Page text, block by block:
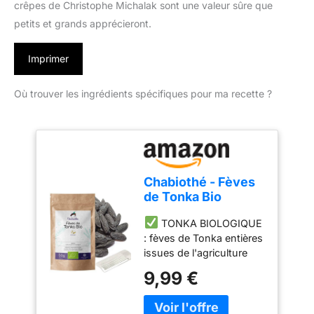
crêpes de Christophe Michalak sont une valeur sûre que
petits et grands apprécieront.
Imprimer
Où trouver les ingrédients spécifiques pour ma recette ?
Chabiothé - Fèves
de Tonka Bio
- certifié Biologique
- Sachet
refermable
TONKA BIOLOGIQUE
: fèves de Tonka entières
issues de l'agriculture
cm - Origine : Brésil
AVEC UNE RÂPE : 50g
9,99 €